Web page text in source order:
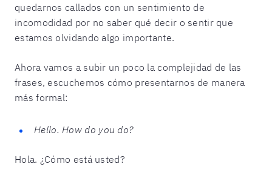
quedarnos callados con un sentimiento de
incomodidad por no saber qué decir o sentir que
estamos olvidando algo importante.
Ahora vamos a subir un poco la complejidad de las
frases, escuchemos cómo presentarnos de manera
más formal:
Hello. How do you do?
Hola. ¿Cómo está usted?